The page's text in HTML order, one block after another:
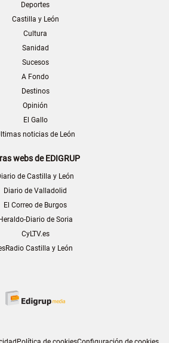
Deportes
Castilla y León
Cultura
Sanidad
Sucesos
A Fondo
Destinos
Opinión
El Gallo
noticias de León
webs de EDIGRUP
de Castilla y León
Diario de Valladolid
El Correo de Burgos
Heraldo-Diario de Soria
CyLTV.es
Castilla y León